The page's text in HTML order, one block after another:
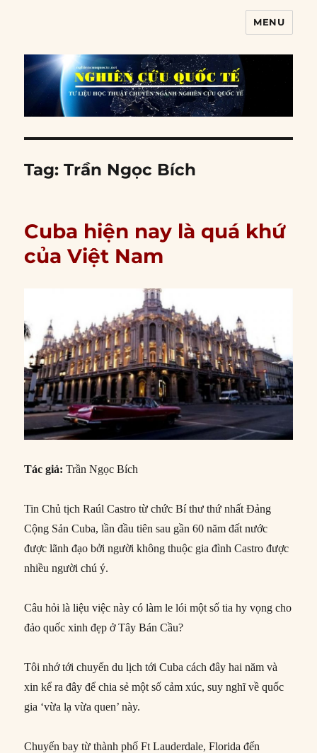
MENU
Tag:Trần Ngọc Bích
Cuba hiện nay là quá khứ
của Việt Nam
Tác giả: Trần Ngọc Bích
Tin Chủ tịch Raúl Castro từ chức Bí thư thứ nhất Đảng
Cộng Sản Cuba, lần đầu tiên sau gần 60 năm đất nước
được lãnh đạo bởi người không thuộc gia đình Castro được
nhiều người chú ý.
Câu hỏi là liệu việc này có làm le lói một số tia hy vọng cho
đảo quốc xinh đẹp ở Tây Bán Cầu?
Tôi nhớ tới chuyến du lịch tới Cuba cách đây hai năm và
xin kể ra đây để chia sẻ một số cảm xúc, suy nghĩ về quốc
gia ‘vừa lạ vừa quen’ này.
Chuyến bay từ thành phố Ft Lauderdale, Florida đến